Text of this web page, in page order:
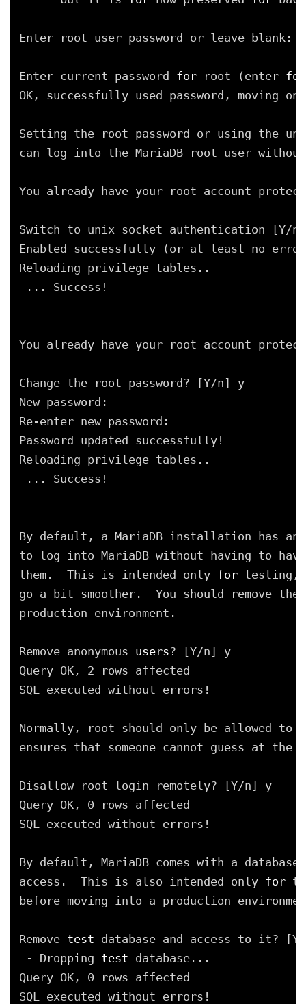
Enter root user password or leave blank:
Enter current password for root (enter for
OK, successfully used password, moving
Setting the root password or using the
can log into the MariaDB root user
You already have your root account
Switch to unix_socket authentication [Y/n
Enabled successfully (or at least no
Reloading privilege tables..
... Success!
You already have your root account
Change the root password? [Y/n] y
New password:
Re-enter new password:
Password updated successfully!
Reloading privilege tables..
... Success!
By default, a MariaDB installation has an
to log into MariaDB without having to
them.  This is intended only for testing,
go a bit smoother.  You should remove
production environment.
Remove anonymous users? [Y/n] y
Query OK, 2 rows affected
SQL executed without errors!
Normally, root should only be allowed to
ensures that someone cannot guess at the
Disallow root login remotely? [Y/n] y
Query OK, 0 rows affected
SQL executed without errors!
By default, MariaDB comes with a database
access.  This is also intended only for
before moving into a production
Remove test database and access to it? [Y
- Dropping test database...
Query OK, 0 rows affected
SQL executed without errors!